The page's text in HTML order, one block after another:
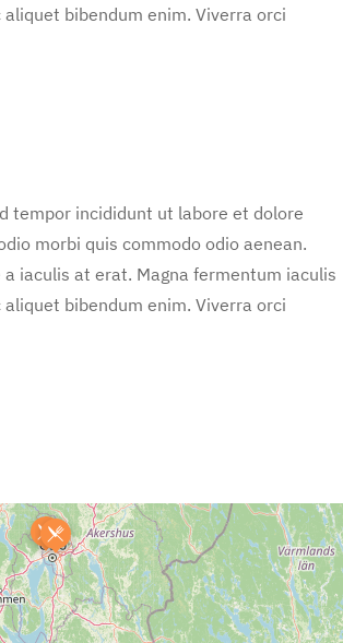
bibendum enim. Viverra orci
tempor incididunt ut labore et dolore
morbi quis commodo odio aenean.
iaculis at erat. Magna fermentum iaculis
bibendum enim. Viverra orci